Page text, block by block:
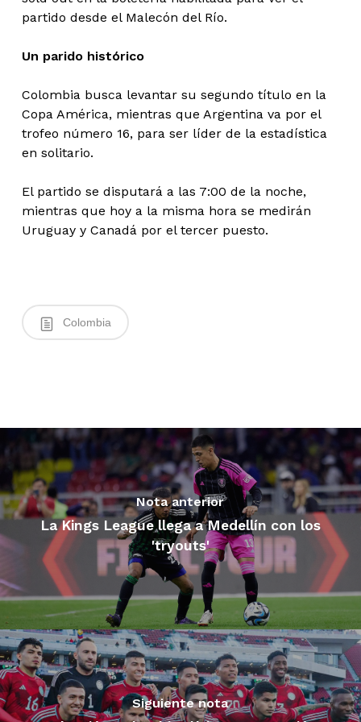
partido desde el Malecón del Río.
Un parido histórico
Colombia busca levantar su segundo título en la
Copa América, mientras que Argentina va por el
trofeo número 16, para ser líder de la estadística
en solitario.
El partido se disputará a las 7:00 de la noche,
mientras que hoy a la misma hora se medirán
Uruguay y Canadá por el tercer puesto.
Colombia
Nota anterior
La Kings League llega a Medellín con los
'tryouts'
Siguiente nota